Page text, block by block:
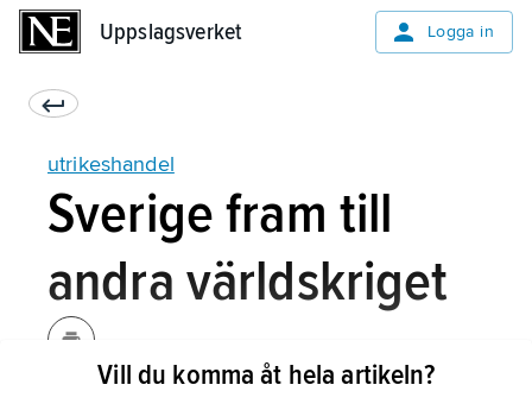
Uppslagsverket Logga in
utrikeshandel
Sverige fram till
andra världskriget
Vill du komma åt hela artikeln?